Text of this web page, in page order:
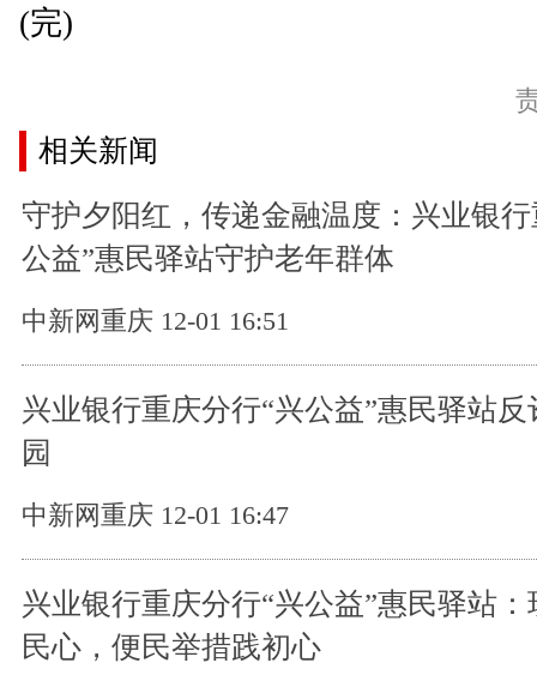
(完)
相关新闻
守护夕阳红，传递金融温度：兴业银
公益”惠民驿站守护老年群体
中新网重庆 12-01 16:51
兴业银行重庆分行“兴公益”惠民驿站
园
中新网重庆 12-01 16:47
兴业银行重庆分行“兴公益”惠民驿站
民心，便民举措践初心